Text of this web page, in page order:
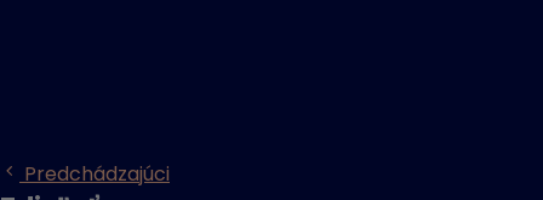
Predchádzajúci